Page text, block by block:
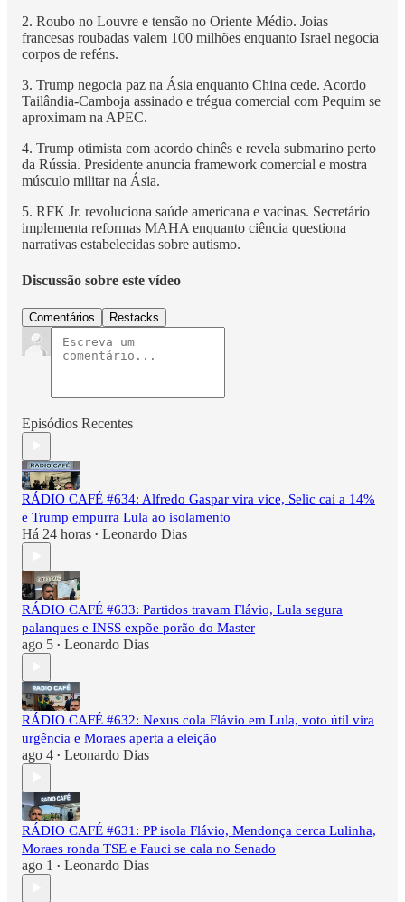
2. Roubo no Louvre e tensão no Oriente Médio. Joias
francesas roubadas valem 100 milhões enquanto Israel negocia
corpos de reféns.
3. Trump negocia paz na Ásia enquanto China cede. Acordo
Tailândia-Camboja assinado e trégua comercial com Pequim se
aproximam na APEC.
4. Trump otimista com acordo chinês e revela submarino perto
da Rússia. Presidente anuncia framework comercial e mostra
músculo militar na Ásia.
5. RFK Jr. revoluciona saúde americana e vacinas. Secretário
implementa reformas MAHA enquanto ciência questiona
narrativas estabelecidas sobre autismo.
Discussão sobre este vídeo
Comentários Restacks
Episódios Recentes
RÁDIO CAFÉ #634: Alfredo Gaspar vira vice, Selic cai a 14%
e Trump empurra Lula ao isolamento
Há 24 horas • Leonardo Dias
RÁDIO CAFÉ #633: Partidos travam Flávio, Lula segura
palanques e INSS expõe porão do Master
ago 5 • Leonardo Dias
RÁDIO CAFÉ #632: Nexus cola Flávio em Lula, voto útil vira
urgência e Moraes aperta a eleição
ago 4 • Leonardo Dias
RÁDIO CAFÉ #631: PP isola Flávio, Mendonça cerca Lulinha,
Moraes ronda TSE e Fauci se cala no Senado
ago 1 • Leonardo Dias